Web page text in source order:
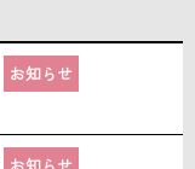
お知らせ